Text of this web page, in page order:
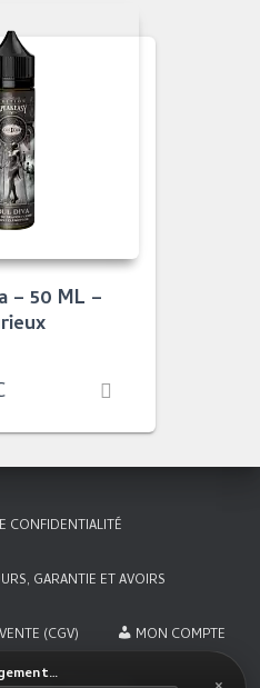
– 50 ML –
CONFIDENTIALITÉ
GARANTIE ET AVOIRS
(CGV) MON COMPTE